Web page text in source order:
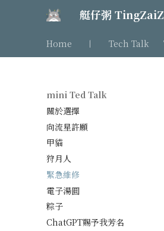
艇仔粥
Home 丨 Tech Talk
mini Ted Talk
關於選擇
向流星許願
甲貓
狩月人
緊急維修
電子湯圓
粽子
ChatGPT賜予我芳名